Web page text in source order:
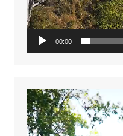
00:00
Video
Player